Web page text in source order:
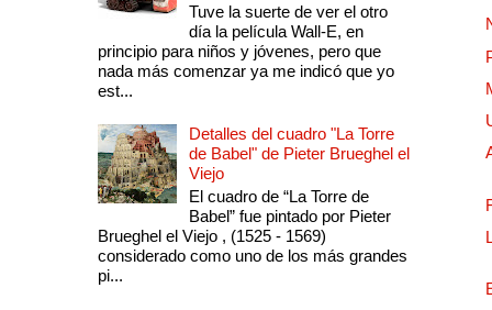
Tuve la suerte de ver el otro
día la película Wall-E, en
principio para niños y jóvenes, pero que
nada más comenzar ya me indicó que yo
est...
Detalles del cuadro "La Torre
de Babel" de Pieter Brueghel el
Viejo
El cuadro de “La Torre de
Babel” fue pintado por Pieter
Brueghel el Viejo , (1525 - 1569)
considerado como uno de los más grandes
pi...